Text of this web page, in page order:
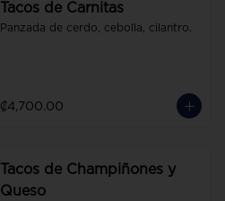
Tacos de Carnitas
Panzada de cerdo, cebolla, cilantro.
₡4,700.00
Tacos de Champiñones y
Queso